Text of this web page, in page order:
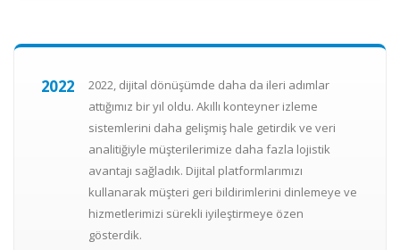
2022
2022, dijital dönüşümde daha da ileri adımlar
attığımız bir yıl oldu. Akıllı konteyner izleme
sistemlerini daha gelişmiş hale getirdik ve veri
analitiğiyle müşterilerimize daha fazla lojistik
avantajı sağladık. Dijital platformlarımızı
kullanarak müşteri geri bildirimlerini dinlemeye ve
hizmetlerimizi sürekli iyileştirmeye özen
gösterdik.